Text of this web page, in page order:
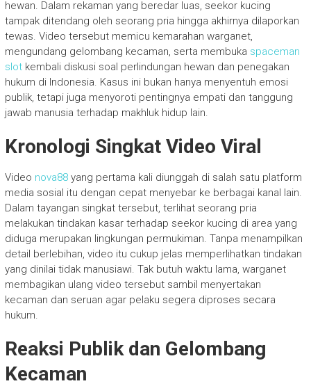
hewan. Dalam rekaman yang beredar luas, seekor kucing
tampak ditendang oleh seorang pria hingga akhirnya dilaporkan
tewas. Video tersebut memicu kemarahan warganet,
mengundang gelombang kecaman, serta membuka spaceman
slotkembali diskusi soal perlindungan hewan dan penegakan
hukum di Indonesia. Kasus ini bukan hanya menyentuh emosi
publik, tetapi juga menyoroti pentingnya empati dan tanggung
jawab manusia terhadap makhluk hidup lain.
Kronologi Singkat Video Viral
Video nova88yang pertama kali diunggah di salah satu platform
media sosial itu dengan cepat menyebar ke berbagai kanal lain.
Dalam tayangan singkat tersebut, terlihat seorang pria
melakukan tindakan kasar terhadap seekor kucing di area yang
diduga merupakan lingkungan permukiman. Tanpa menampilkan
detail berlebihan, video itu cukup jelas memperlihatkan tindakan
yang dinilai tidak manusiawi. Tak butuh waktu lama, warganet
membagikan ulang video tersebut sambil menyertakan
kecaman dan seruan agar pelaku segera diproses secara
hukum.
Reaksi Publik dan Gelombang
Kecaman